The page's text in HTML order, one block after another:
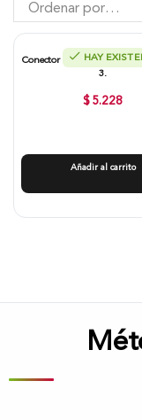
HAY
Conector 3 Para Cinta De
3.
$ 5.228
Añadir al carrito